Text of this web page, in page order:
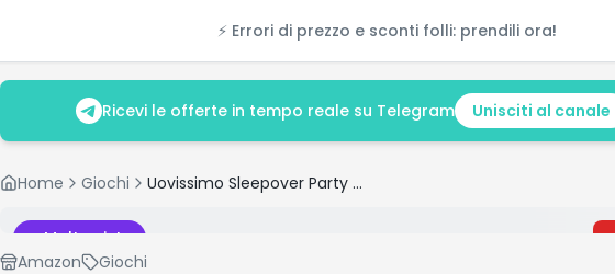
⚡ Errori di prezzo e sconti folli: prendili ora!
Ricevi le offerte in tempo reale su Telegram Unisciti al canale
Home Giochi Uovissimo Sleepover Party – Set Regalo di Pasqua con Bambola
Molto visto
Amazon Giochi